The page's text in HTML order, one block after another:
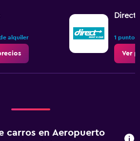
alquiler
Direct
1 punto
Ver
carros en Aeropuerto